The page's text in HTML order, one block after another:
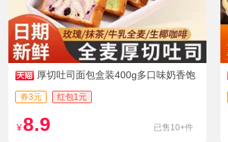
厚切吐司面包盒装400g多口味奶香饱
腹券3元 红包1元
¥ 8.9 已售10+件